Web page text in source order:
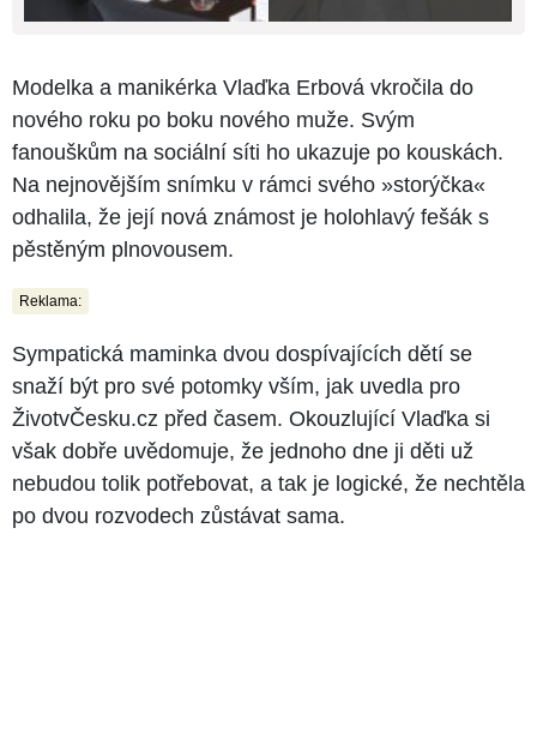
Modelka a manikérka Vlaďka Erbová vkročila do
nového roku po boku nového muže. Svým
fanouškům na sociální síti ho ukazuje po kouskách.
Na nejnovějším snímku v rámci svého »storýčka«
odhalila, že její nová známost je holohlavý fešák s
pěstěným plnovousem.
Reklama:
Sympatická maminka dvou dospívajících dětí se
snaží být pro své potomky vším, jak uvedla pro
ŽivotvČesku.cz před časem. Okouzlující Vlaďka si
však dobře uvědomuje, že jednoho dne ji děti už
nebudou tolik potřebovat, a tak je logické, že nechtěla
po dvou rozvodech zůstávat sama.